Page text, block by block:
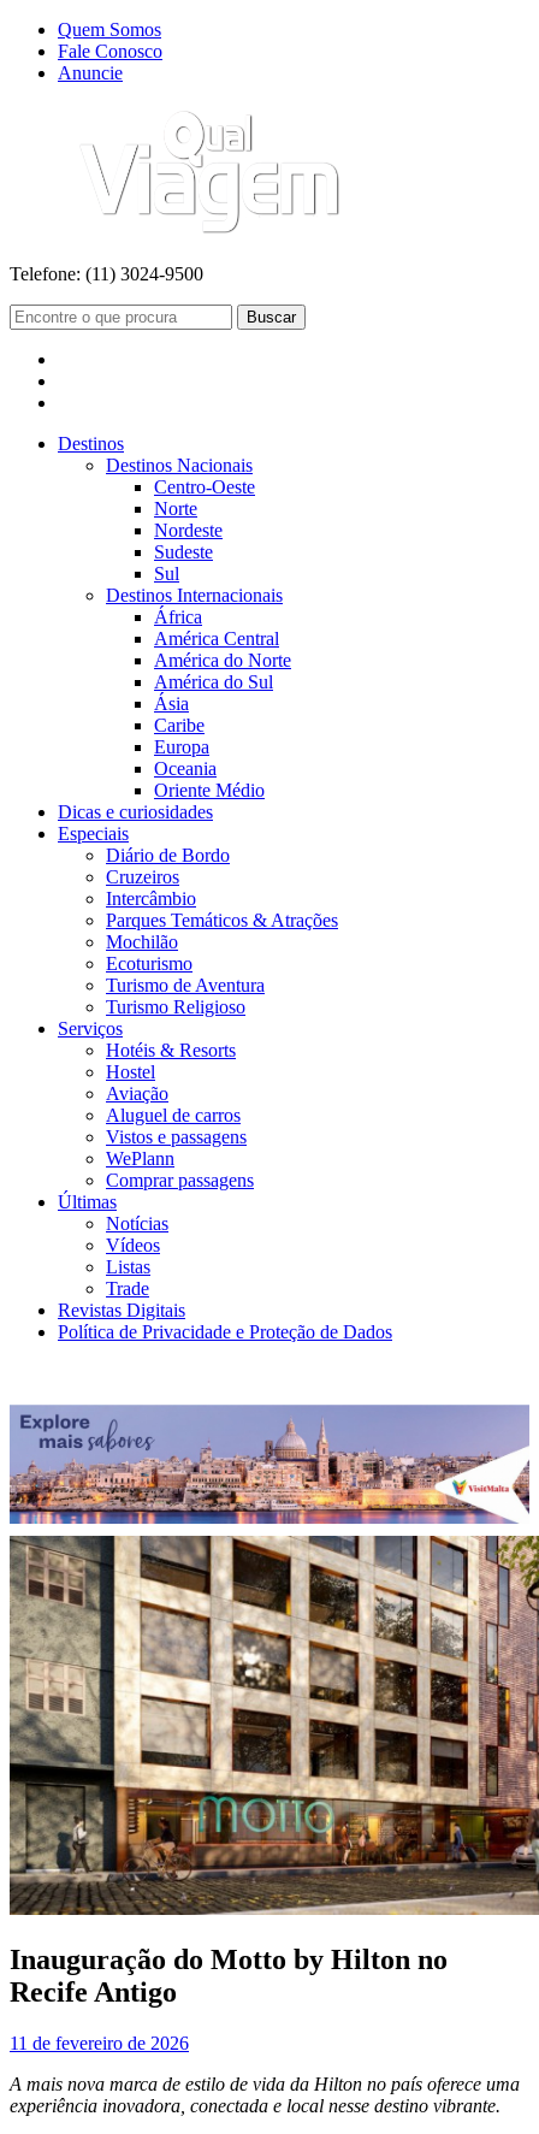
Quem Somos
Fale Conosco
Anuncie
Telefone: (11) 3024-9500
Buscar
Destinos
Destinos Nacionais
Centro-Oeste
Norte
Nordeste
Sudeste
Sul
Destinos Internacionais
África
América Central
América do Norte
América do Sul
Ásia
Caribe
Europa
Oceania
Oriente Médio
Dicas e curiosidades
Especiais
Diário de Bordo
Cruzeiros
Intercâmbio
Parques Temáticos & Atrações
Mochilão
Ecoturismo
Turismo de Aventura
Turismo Religioso
Serviços
Hotéis & Resorts
Hostel
Aviação
Aluguel de carros
Vistos e passagens
WePlann
Comprar passagens
Últimas
Notícias
Vídeos
Listas
Trade
Revistas Digitais
Política de Privacidade e Proteção de Dados
Inauguração do Motto by Hilton no
Recife Antigo
11 de fevereiro de 2026
A mais nova marca de estilo de vida da Hilton no país oferece uma
experiência inovadora, conectada e local nesse destino vibrante.